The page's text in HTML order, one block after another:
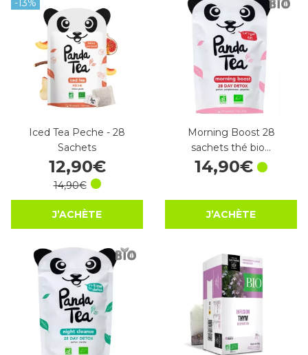
-13%
Iced Tea Peche - 28
Sachets
12,90€
14,90€
J’ACHÈTE
Morning Boost 28
sachets thé bio…
14,90€
J’ACHÈTE